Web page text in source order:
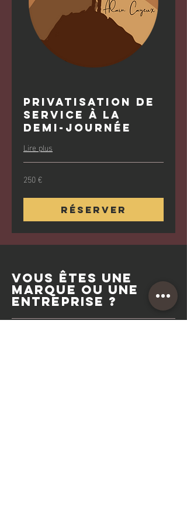
Privatisation de
service à la
demi-journée
Lire plus
250
euros
250 €
Réserver
VOUS ÊTES UNE
MARQUE OU UNE
ENTREPRISE ?